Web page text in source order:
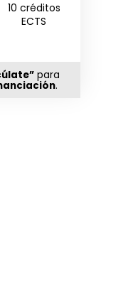
10 créditos
ECTS
para
.